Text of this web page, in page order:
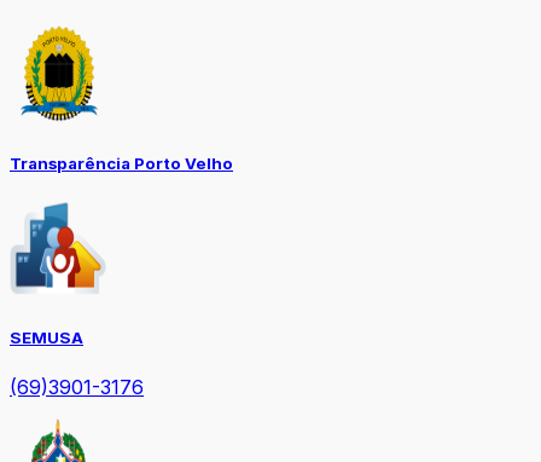
Transparência Porto Velho
SEMUSA
(69)3901-3176